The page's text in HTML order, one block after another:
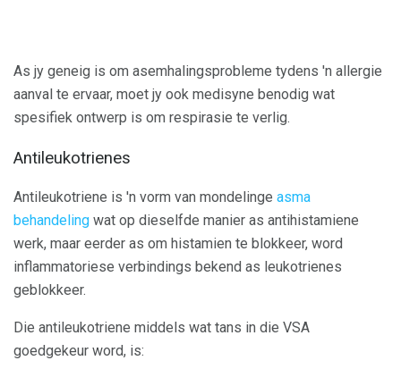
As jy geneig is om asemhalingsprobleme tydens 'n allergie
aanval te ervaar, moet jy ook medisyne benodig wat
spesifiek ontwerp is om respirasie te verlig.
Antileukotrienes
Antileukotriene is 'n vorm van mondelinge asma
behandeling wat op dieselfde manier as antihistamiene
werk, maar eerder as om histamien te blokkeer, word
inflammatoriese verbindings bekend as leukotrienes
geblokkeer.
Die antileukotriene middels wat tans in die VSA
goedgekeur word, is: